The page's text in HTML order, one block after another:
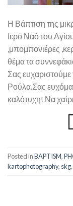
Η Βάπτιση της
Ιερό Ναό του
,μπομπονιέρες
θέμα τα
Σας
Ρούλα.Σας
καλότυχη! Να
Posted inBAPTISM,
kartophotography, skg,